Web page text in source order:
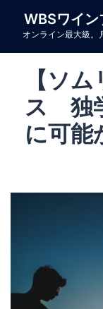
WBSワイ
オンライン最大級
【ソ
ス 独
に可能